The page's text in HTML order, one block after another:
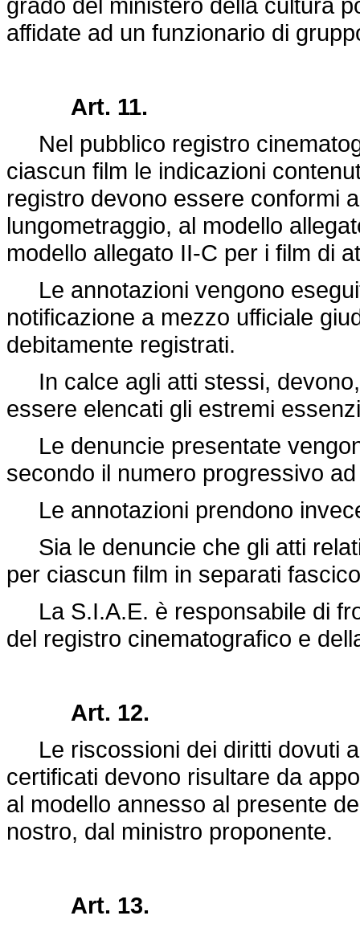
affidate ad un funzionario di
Art. 11.
Nel pubblico registro
ciascun film le indicazioni
registro devono essere conformi
lungometraggio, al modello
modello allegato II-C per i film di
Le annotazioni vengono
notificazione a mezzo ufficiale
debitamente registrati.
In calce agli atti stessi,
essere elencati gli estremi
Le denuncie presentate
secondo il numero progressivo
Le annotazioni prendono
Sia le denuncie che gli atti
per ciascun film in separati
La S.I.A.E. è responsabile di
del registro cinematografico e
Art. 12.
Le riscossioni dei diritti dovuti
certificati devono risultare da
al modello annesso al presente
nostro, dal ministro proponente.
Art. 13.